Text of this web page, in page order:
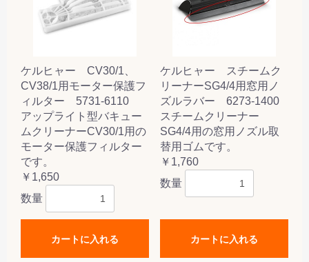
ケルヒャー CV30/1、
CV38/1用モーター保護フ
ィルター 5731-6110
アップライト型バキュー
ムクリーナーCV30/1用の
モーター保護フィルター
です。
￥1,650
数量
カートに入れる
ケルヒャー スチームク
リーナーSG4/4用窓用ノ
ズルラバー 6273-1400
スチームクリーナー
SG4/4用の窓用ノズル取
替用ゴムです。
￥1,760
数量
カートに入れる